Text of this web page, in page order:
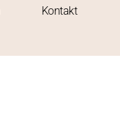
Kontakt